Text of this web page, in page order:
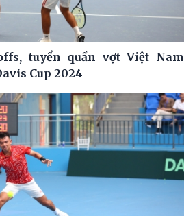
tuyển quần vợt Việt Nam
Cup 2024